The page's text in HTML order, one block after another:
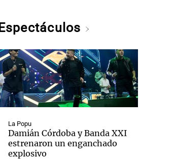
Espectáculos
La Popu
Damián Córdoba y Banda XXI
estrenaron un enganchado
explosivo